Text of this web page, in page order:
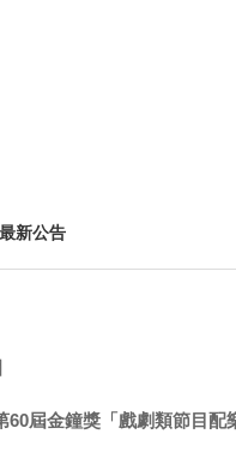
新公告
屆金鐘獎「戲劇類節目配